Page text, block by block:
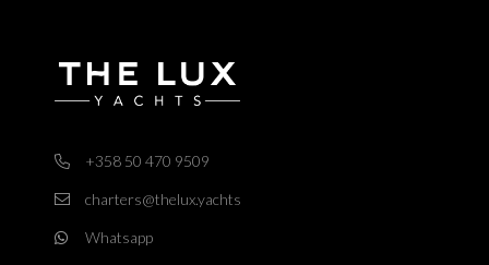
+358 50 470 9509
charters@thelux.yachts
Whatsapp